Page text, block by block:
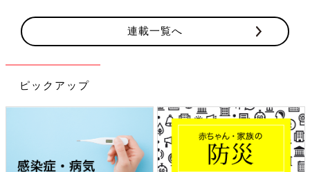
連載一覧へ
ピックアップ